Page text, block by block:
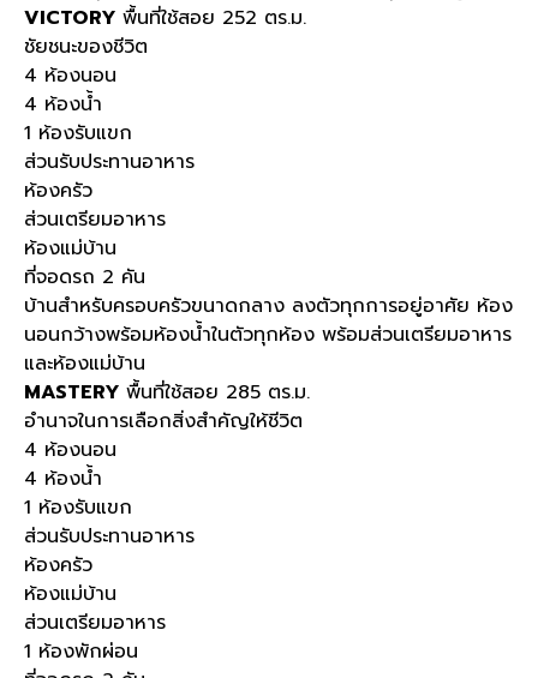
VICTORY พื้นที่ใช้สอย 252 ตร.ม.
ชัยชนะของชีวิต ​
4 ห้องนอน
4 ห้องน้ำ
1 ห้องรับแขก
ส่วนรับประทานอาหาร
ห้องครัว
ส่วนเตรียมอาหาร
ห้องแม่บ้าน
ที่จอดรถ 2 คัน
บ้านสำหรับครอบครัวขนาดกลาง ลงตัวทุกการอยู่อาศัย ห้อง
นอนกว้างพร้อมห้องน้ำในตัวทุกห้อง พร้อมส่วนเตรียมอาหาร
และห้องแม่บ้าน
MASTERY พื้นที่ใช้สอย 285 ตร.ม.
อำนาจในการเลือกสิ่งสำคัญให้ชีวิต​
4 ห้องนอน
4 ห้องน้ำ
1 ห้องรับแขก
ส่วนรับประทานอาหาร
ห้องครัว
ห้องแม่บ้าน
ส่วนเตรียมอาหาร
1 ห้องพักผ่อน